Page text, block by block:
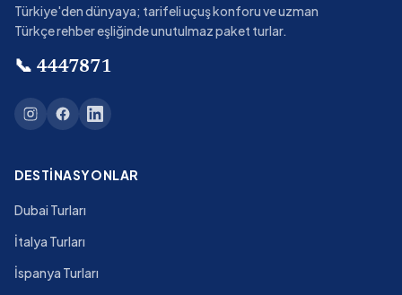
Türkiye'den dünyaya; tarifeli uçuş konforu ve uzman
Türkçe rehber eşliğinde unutulmaz paket turlar.
📞 4447871
DESTINASYONLAR
Dubai Turları
İtalya Turları
İspanya Turları